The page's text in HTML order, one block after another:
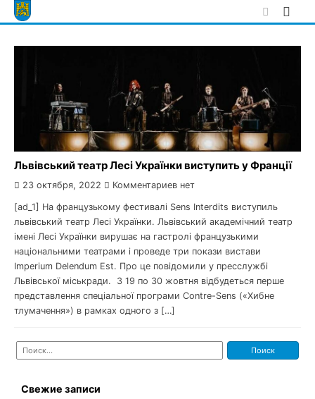
Skip
to
Львівський театр Лесі Українки виступить у Франції
23 октября, 2022 Комментариев нет
[ad_1] На французькому фестивалі Sens Іnterdits виступиль
львівський театр Лесі Українки. Львівський академічний театр
імені Лесі Українки вирушає на гастролі французькими
національними театрами і проведе три покази вистави
Imperium Delendum Est. Про це повідомили у пресслужбі
Львівської міськради. З 19 по 30 жовтня відбудеться перше
представлення спеціальної програми Contre-Sens («Хибне
тлумачення») в рамках одного з […]
Найти:
Свежие записи